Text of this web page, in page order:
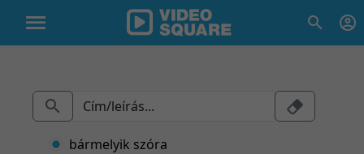
bármelyik szóra